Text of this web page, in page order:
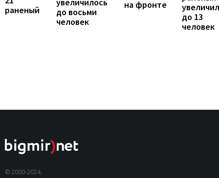
раненый
до восьми
человек
на фронте
до 13
человек
© 2000-2024,